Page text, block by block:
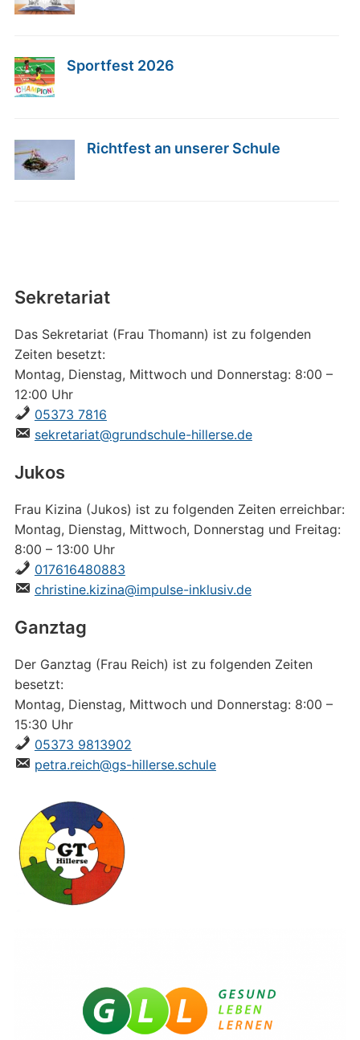
Sportfest 2026
Richtfest an unserer Schule
Sekretariat
Das Sekretariat (Frau Thomann) ist zu folgenden
Zeiten besetzt:
Montag, Dienstag, Mittwoch und Donnerstag: 8:00 –
12:00 Uhr
05373 7816
sekretariat@grundschule-hillerse.de
Jukos
Frau Kizina (Jukos) ist zu folgenden Zeiten erreichbar:
Montag, Dienstag, Mittwoch, Donnerstag und Freitag:
8:00 – 13:00 Uhr
017616480883
christine.kizina@impulse-inklusiv.de
Ganztag
Der Ganztag (Frau Reich) ist zu folgenden Zeiten
besetzt:
Montag, Dienstag, Mittwoch und Donnerstag: 8:00 –
15:30 Uhr
05373 9813902
petra.reich@gs-hillerse.schule